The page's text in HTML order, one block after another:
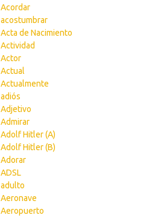
Acordar
acostumbrar
Acta de Nacimiento
Actividad
Actor
Actual
Actualmente
adiós
Adjetivo
Admirar
Adolf Hitler (A)
Adolf Hitler (B)
Adorar
ADSL
adulto
Aeronave
Aeropuerto